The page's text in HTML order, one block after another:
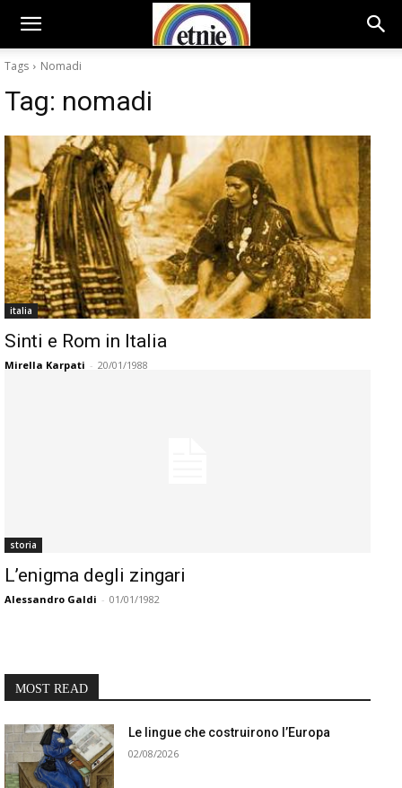
Tags Nomadi
Tag: nomadi
italia
Sinti e Rom in Italia
Mirella Karpati - 20/01/1988
storia
L’enigma degli zingari
Alessandro Galdi - 01/01/1982
MOST READ
Le lingue che costruirono l’Europa
02/08/2026